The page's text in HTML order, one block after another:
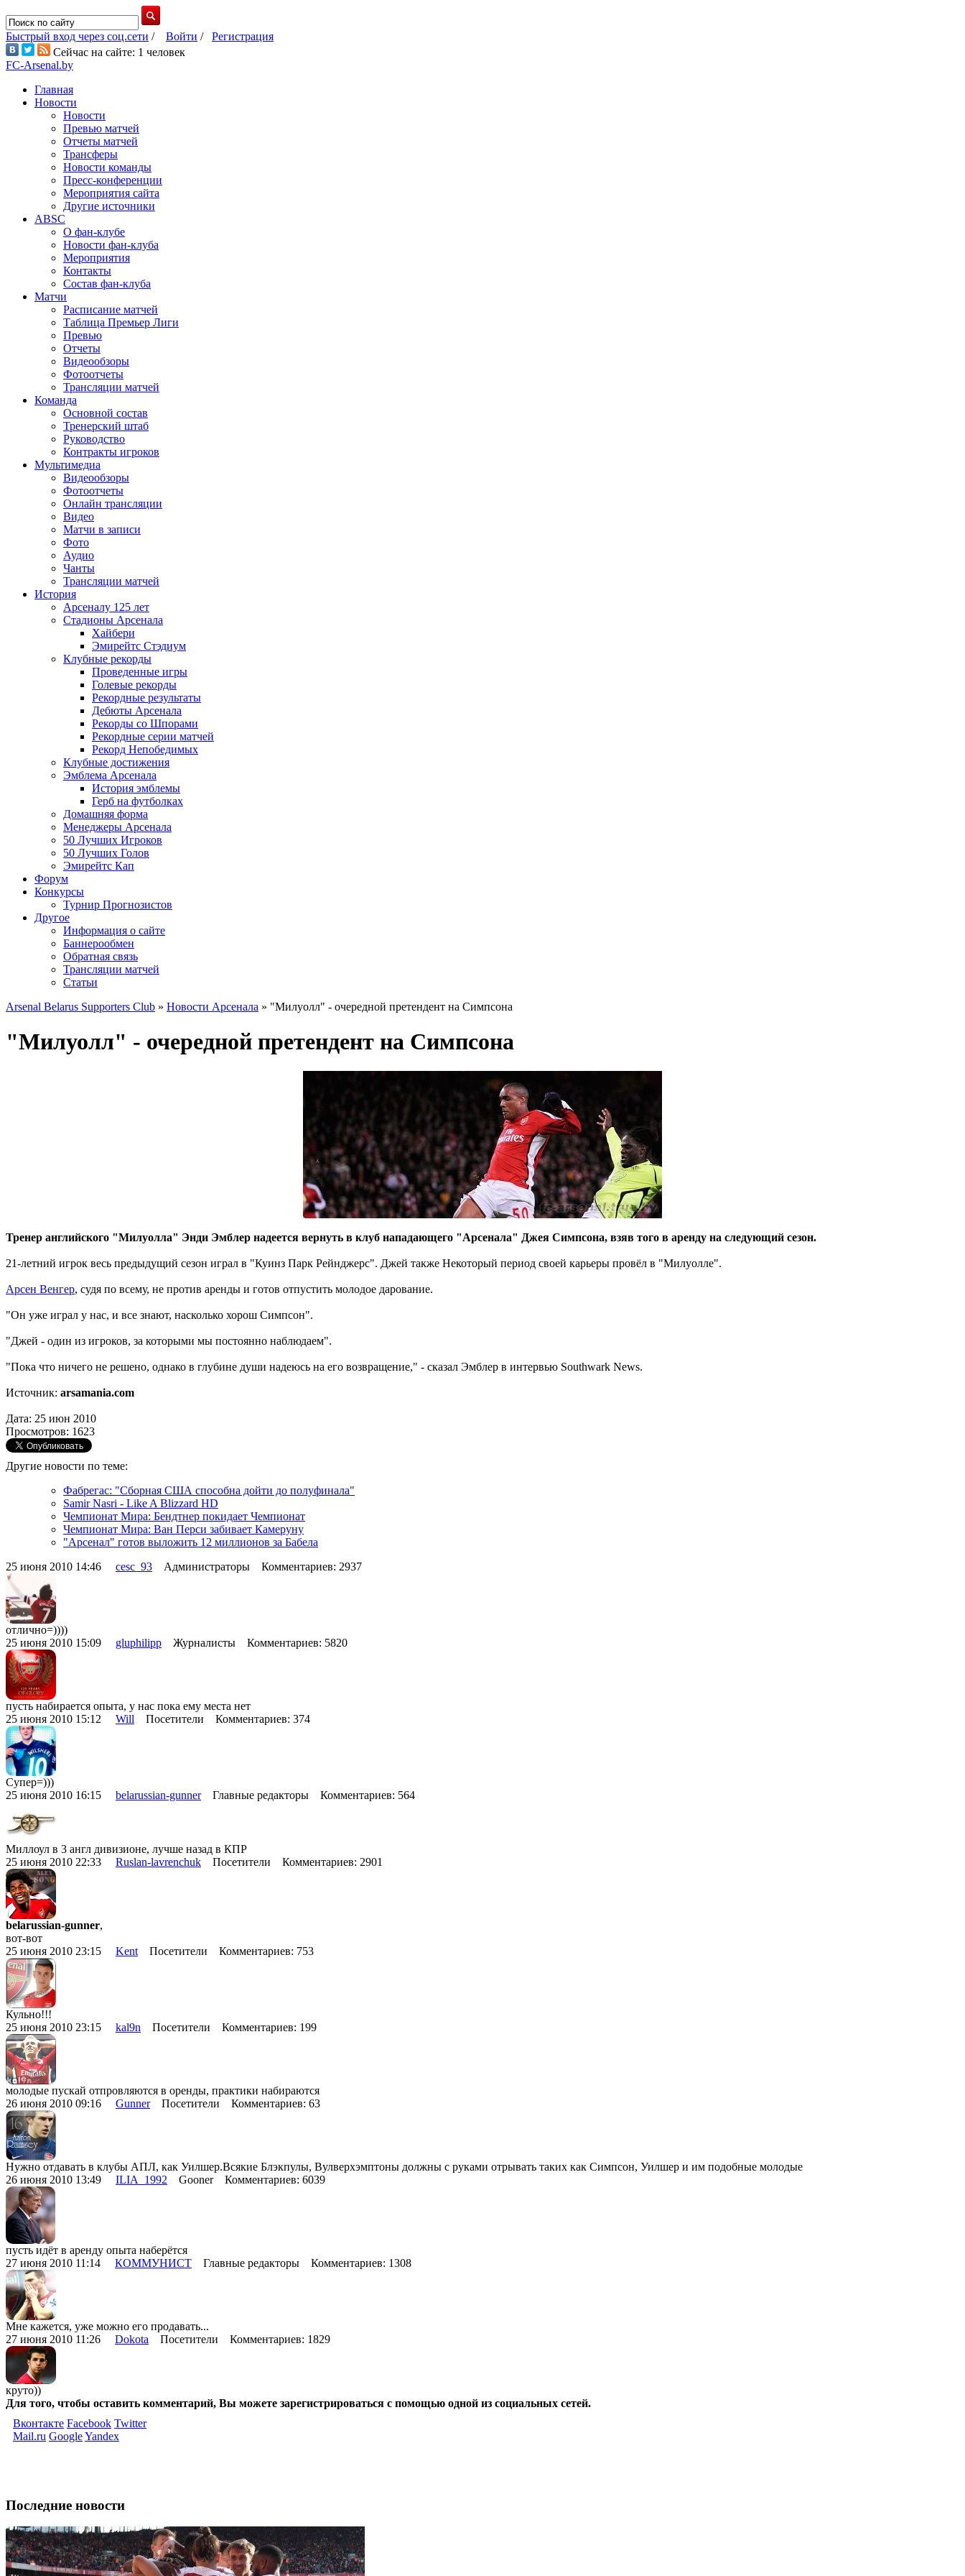
Быстрый вход через соц.сети / Войти / Регистрация
Сейчас на сайте: 1 человек
FC-Arsenal.by
Главная
Новости
Новости
Превью матчей
Отчеты матчей
Трансферы
Новости команды
Пресс-конференции
Мероприятия сайта
Другие источники
ABSC
О фан-клубе
Новости фан-клуба
Мероприятия
Контакты
Состав фан-клуба
Матчи
Расписание матчей
Таблица Премьер Лиги
Превью
Отчеты
Видеообзоры
Фотоотчеты
Трансляции матчей
Команда
Основной состав
Тренерский штаб
Руководство
Контракты игроков
Мультимедиа
Видеообзоры
Фотоотчеты
Онлайн трансляции
Видео
Матчи в записи
Фото
Аудио
Чанты
Трансляции матчей
История
Арсеналу 125 лет
Стадионы Арсенала
Хайбери
Эмирейтс Стэдиум
Клубные рекорды
Проведенные игры
Голевые рекорды
Рекордные результаты
Дебюты Арсенала
Рекорды со Шпорами
Рекордные серии матчей
Рекорд Непобедимых
Клубные достижения
Эмблема Арсенала
История эмблемы
Герб на футболках
Домашняя форма
Менеджеры Арсенала
50 Лучших Игроков
50 Лучших Голов
Эмирейтс Кап
Форум
Конкурсы
Турнир Прогнозистов
Другое
Информация о сайте
Баннерообмен
Обратная связь
Трансляции матчей
Статьи
Arsenal Belarus Supporters Club » Новости Арсенала » "Милуолл" - очередной претендент на Симпсона
"Милуолл" - очередной претендент на Симпсона
Тренер английского "Милуолла" Энди Эмблер надеется вернуть в клуб нападающего "Арсенала" Джея Симпсона, взяв того в аренду на следующий сезон.
21-летний игрок весь предыдущий сезон играл в "Куинз Парк Рейнджерс". Джей также Некоторый период своей карьеры провёл в "Милуолле".
Арсен Венгер, судя по всему, не против аренды и готов отпустить молодое дарование.
"Он уже играл у нас, и все знают, насколько хорош Симпсон".
"Джей - один из игроков, за которыми мы постоянно наблюдаем".
"Пока что ничего не решено, однако в глубине души надеюсь на его возвращение," - сказал Эмблер в интервью Southwark News.
Источник: arsamania.com
Дата: 25 июн 2010
Просмотров: 1623
Другие новости по теме:
Фабрегас: "Сборная США способна дойти до полуфинала"
Samir Nasri - Like A Blizzard HD
Чемпионат Мира: Бендтнер покидает Чемпионат
Чемпионат Мира: Ван Перси забивает Камеруну
"Арсенал" готов выложить 12 миллионов за Бабела
25 июня 2010 14:46 cesc_93 Администраторы Комментариев: 2937
отлично=))))
25 июня 2010 15:09 gluphilipp Журналисты Комментариев: 5820
пусть набирается опыта, у нас пока ему места нет
25 июня 2010 15:12 Will Посетители Комментариев: 374
Супер=)))
25 июня 2010 16:15 belarussian-gunnerГлавные редакторы Комментариев: 564
Миллоул в 3 англ дивизионе, лучше назад в КПР
25 июня 2010 22:33 Ruslan-lavrenchuk Посетители Комментариев: 2901
belarussian-gunner,
вот-вот
25 июня 2010 23:15 Kent Посетители Комментариев: 753
Кульно!!!
25 июня 2010 23:15 kal9n Посетители Комментариев: 199
молодые пускай отпровляются в оренды, практики набираются
26 июня 2010 09:16 GunnerПосетители Комментариев: 63
Нужно отдавать в клубы АПЛ, как Уилшер.Всякие Блэкпулы, Вулверхэмптоны должны с руками отрывать таких как Симпсон, Уилшер и им подобные молодые
26 июня 2010 13:49 ILIA_1992 Gooner Комментариев: 6039
пусть идёт в аренду опыта наберётся
27 июня 2010 11:14 КОММУНИСТ Главные редакторы Комментариев: 1308
Мне кажется, уже можно его продавать...
27 июня 2010 11:26 Dokota Посетители Комментариев: 1829
круто))
Для того, чтобы оставить комментарий, Вы можете зарегистрироваться с помощью одной из социальных сетей.
Вконтакте Facebook Twitter
Mail.ru GoogleYandex
Последние новости